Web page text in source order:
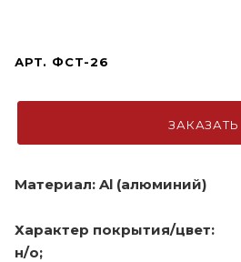
АРТ. ФСТ-26
ЗАКАЗАТЬ
Материал: Al (алюминий)
Характер покрытия/цвет:
н/о;